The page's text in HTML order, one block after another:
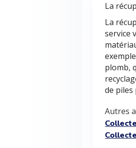
La
La
service
plomb,
de piles
Autres